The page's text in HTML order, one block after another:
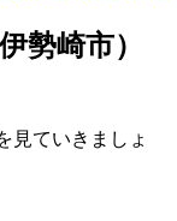
勢崎市）
見ていきましょ